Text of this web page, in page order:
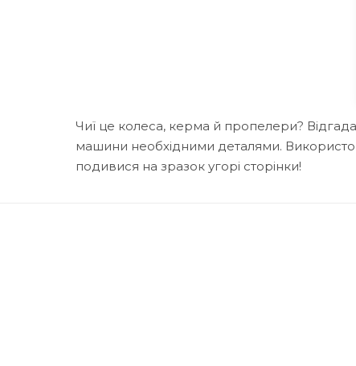
Чиї це колеса, керма й пропелери?
машини необхідними деталями.
подивися на зразок угорі сторінки!